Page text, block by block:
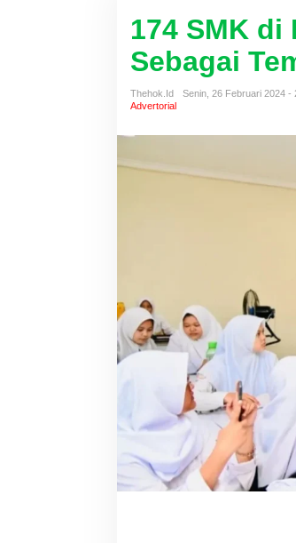
4
S
M
K
d
r
i
i
D
i
n
a
t
a
a
L
174 SMK
Sebagai
Thehok.id
Senin, 26 Februari 2024 -
Advertorial